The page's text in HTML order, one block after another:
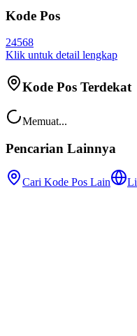
Kode Pos
24568
Klik untuk detail lengkap
Kode Pos Terdekat
Memuat...
Pencarian Lainnya
Cari Kode Pos Lain